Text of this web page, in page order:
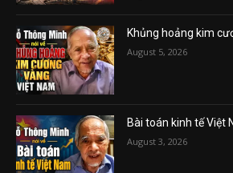
Khủng hoảng kim
August 5, 2026
Bài toán kinh tế Việt
August 3, 2026